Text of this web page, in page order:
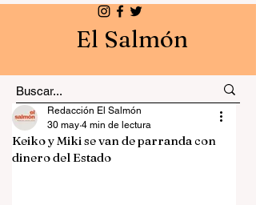
El Salmón
Keiko y Miki se van de parranda con
dinero del Estado
Redacción El Salmón
30 may 4 min de lectura